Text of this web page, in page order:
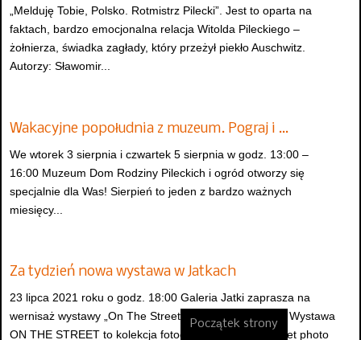
„Melduję Tobie, Polsko. Rotmistrz Pilecki”. Jest to oparta na
faktach, bardzo emocjonalna relacja Witolda Pileckiego –
żołnierza, świadka zagłady, który przeżył piekło Auschwitz.
Autorzy: Sławomir...
Wakacyjne popołudnia z muzeum. Pograj i …
We wtorek 3 sierpnia i czwartek 5 sierpnia w godz. 13:00 –
16:00 Muzeum Dom Rodziny Pileckich i ogród otworzy się
specjalnie dla Was! Sierpień to jeden z bardzo ważnych
miesięcy...
Za tydzień nowa wystawa w Jatkach
23 lipca 2021 roku o godz. 18:00 Galeria Jatki zaprasza na
wernisaż wystawy „On The Street” Jarosława Jarosza. Wystawa
ON THE STREET to kolekcja fotografii z dziedziny street photo
Początek strony